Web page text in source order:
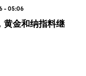
- 05:06
黄金和纳指料继